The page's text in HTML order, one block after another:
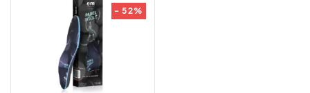
- 52%